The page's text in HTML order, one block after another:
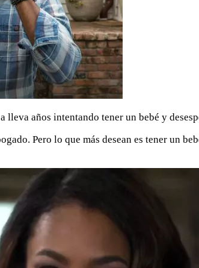
años intentando tener un bebé y
Pero lo que más desean es tener un